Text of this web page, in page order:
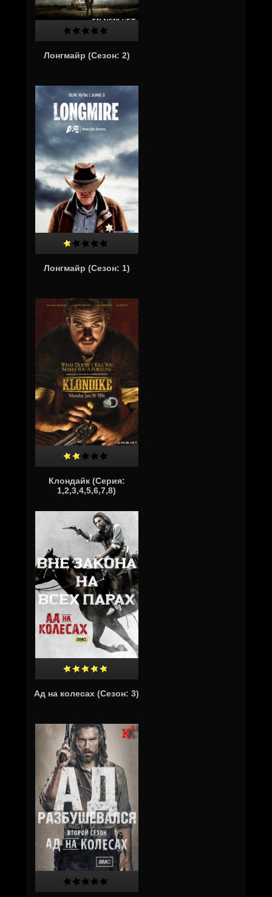
Лонгмайр (Cезон: 2)
Лонгмайр (Cезон: 1)
Клондайк (Серия:
1,2,3,4,5,6,7,8)
Ад на колесах (Cезон: 3)